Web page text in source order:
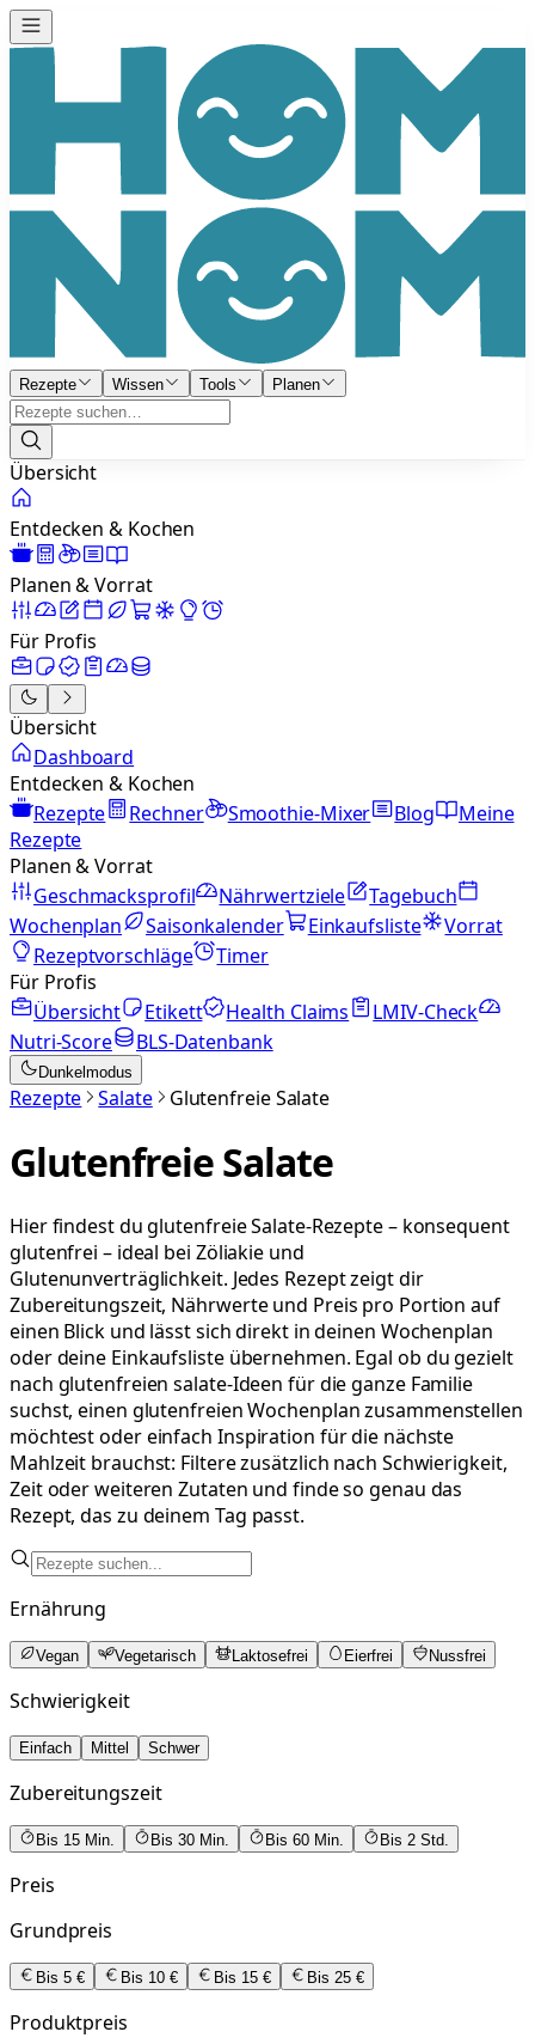
Rezepte Wissen Tools Planen
Übersicht
Entdecken & Kochen
Planen & Vorrat
Für Profis
Übersicht
Dashboard
Entdecken & Kochen
Rezepte
Rechner Smoothie-Mixer Blog
Meine
Rezepte
Planen & Vorrat
Geschmacksprofil
Nährwertziele
Tagebuch
Wochenplan
Saisonkalender Einkaufsliste
Vorrat
Rezeptvorschläge
Timer
Für Profis
Übersicht
Etikett Health Claims
LMIV-Check
Nutri-Score
BLS-Datenbank
Dunkelmodus
Rezepte Salate Glutenfreie Salate
Glutenfreie Salate
Hier findest du glutenfreie Salate-Rezepte – konsequent
glutenfrei – ideal bei Zöliakie und
Glutenunverträglichkeit. Jedes Rezept zeigt dir
Zubereitungszeit, Nährwerte und Preis pro Portion auf
einen Blick und lässt sich direkt in deinen Wochenplan
oder deine Einkaufsliste übernehmen. Egal ob du gezielt
nach glutenfreien salate-Ideen für die ganze Familie
suchst, einen glutenfreien Wochenplan zusammenstellen
möchtest oder einfach Inspiration für die nächste
Mahlzeit brauchst: Filtere zusätzlich nach Schwierigkeit,
Zeit oder weiteren Zutaten und finde so genau das
Rezept, das zu deinem Tag passt.
Ernährung
Vegan Vegetarisch Laktosefrei Eierfrei Nussfrei
Schwierigkeit
Einfach Mittel Schwer
Zubereitungszeit
Bis 15 Min. Bis 30 Min. Bis 60 Min. Bis 2 Std.
Preis
Grundpreis
Bis 5 € Bis 10 € Bis 15 € Bis 25 €
Produktpreis